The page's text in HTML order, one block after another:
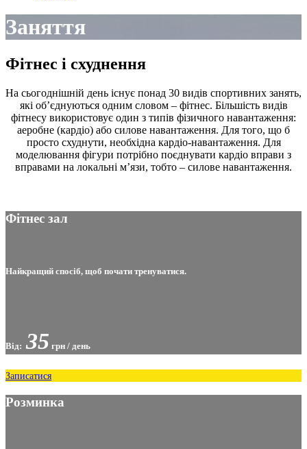
Заняття
Фітнес і схуднення
На сьогоднішній день існує понад 30 видів спортивних занять,
які об’єднуються одним словом – фітнес. Більшість видів
фітнесу використовує один з типів фізичного навантаження:
аеробне (кардіо) або силове навантаження. Для того, що б
просто схуднути, необхідна кардіо-навантаження. Для
моделювання фігури потрібно поєднувати кардіо вправи з
вправами на локальні м’язи, тобто – силове навантаження.
Фітнес зал
Найкращий спосіб, щоб почати тренуватися.
Від: 35 грн / день
Записатися
Розминка